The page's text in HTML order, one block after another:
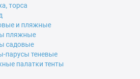
торса
и пляжные
пляжные
садовые
парусы теневые
палатки тенты